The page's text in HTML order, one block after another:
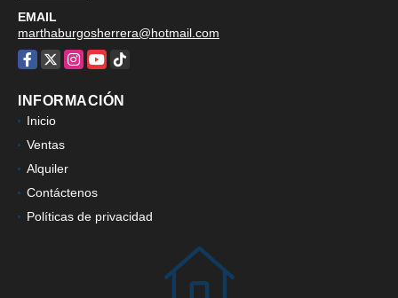
EMAIL
marthaburgosherrera@hotmail.com
Facebook
X Instagram
YouTube
TikTok
INFORMACIÓN
Inicio
Ventas
Alquiler
Contáctenos
Políticas de privacidad